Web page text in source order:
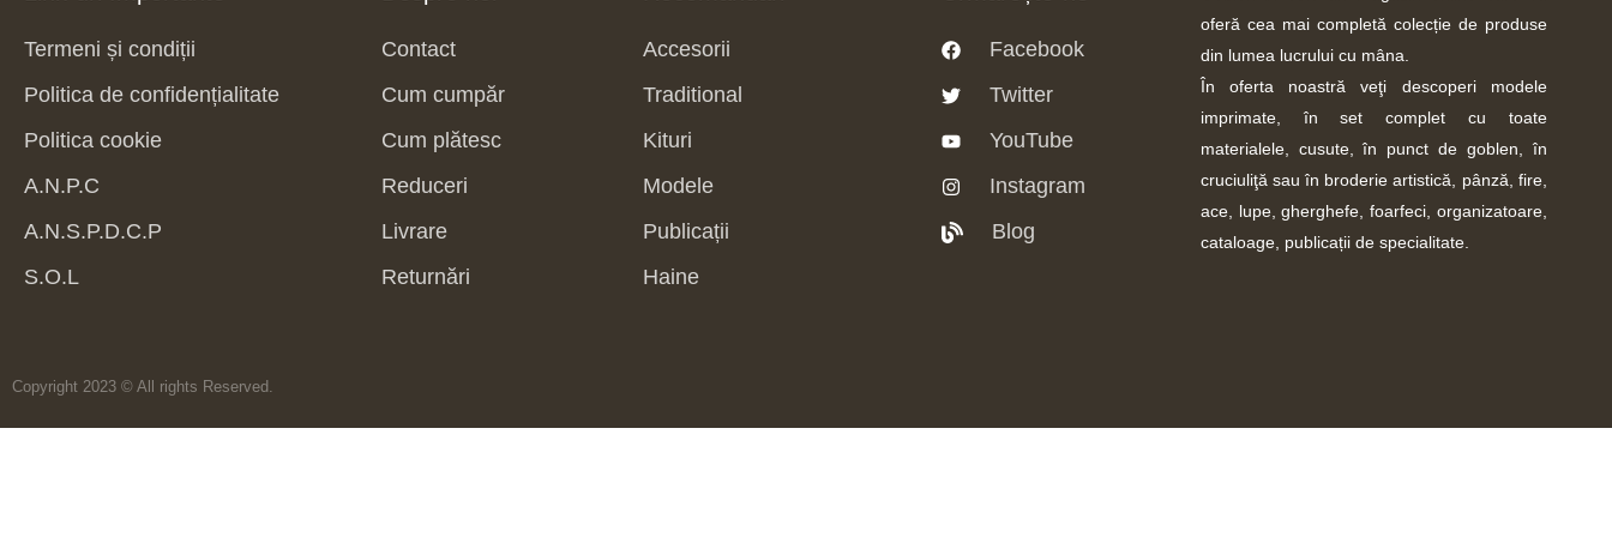
Termeni și condiții
Politica de confidențialitate
Politica cookie
A.N.P.C
A.N.S.P.D.C.P
S.O.L
Contact
Cum cumpăr
Cum plătesc
Reduceri
Livrare
Returnări
Accesorii
Traditional
Kituri
Modele
Publicații
Haine
Facebook
Twitter
YouTube
Instagram
Blog
oferă cea mai completă colecție de produse
din lumea lucrului cu mâna.
În oferta noastră veţi descoperi modele
imprimate, în set complet cu toate
materialele, cusute, în punct de goblen, în
cruciuliţă sau în broderie artistică, pânză, fire,
ace, lupe, gherghefe, foarfeci, organizatoare,
cataloage, publicații de specialitate.
Copyright 2023 © All rights Reserved.